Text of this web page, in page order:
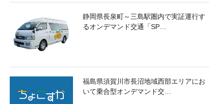
静岡県長泉町～三島駅圏内で実証運行す
るオンデマンド交通「SP…
福島県須賀川市長沼地域西部エリアにお
いて乗合型オンデマンド交…